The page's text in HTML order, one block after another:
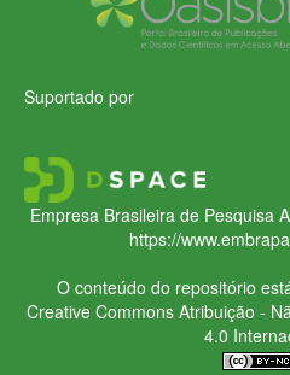
Suportado por
Empresa Brasileira de Pesquisa
https://
O conteúdo do repositório
Creative CommonsAtribuição -
4.0